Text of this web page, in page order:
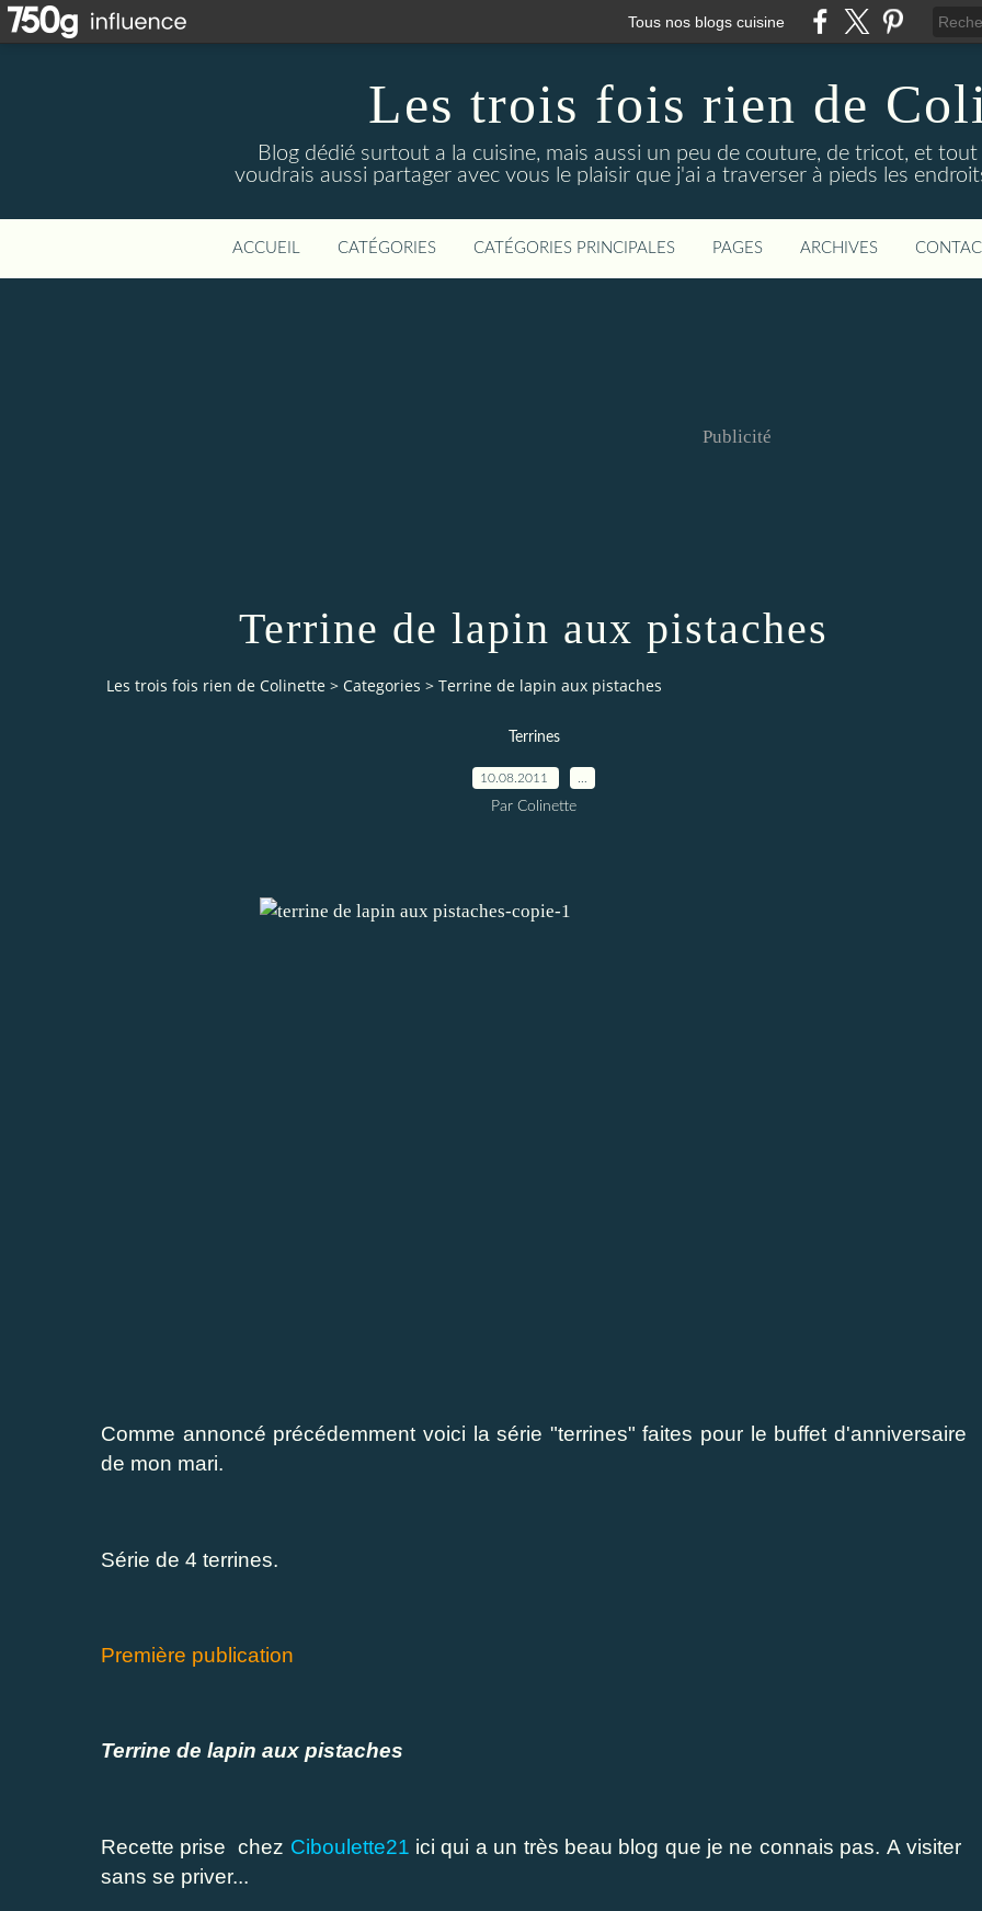
Tous nos blogs cuisine
Les trois fois rien de
Blog dédié surtout a la cuisine, mais aussi un peu de couture, de tricot, et
voudrais aussi partager avec vous le plaisir que j'ai a traverser à pieds les
ACCUEIL CATÉGORIES CATÉGORIES PRINCIPALES PAGES ARCHIVES
Publicité
Terrine de lapin aux pistaches
Les trois fois rien de Colinette > Categories > Terrine de lapin aux pistaches
Terrines
10.08.2011
Par Colinette
Comme annoncé précédemment voici la série "terrines" faites pour le buffet d'anniversaire
de mon mari.
Série de 4 terrines.
Première publication
Terrine de lapin aux pistaches
Recette prise chez Ciboulette21 ici qui a un très beau blog que je ne connais pas. A visiter
sans se priver...